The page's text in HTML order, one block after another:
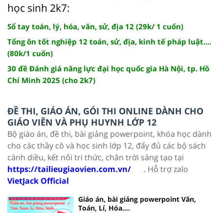
học sinh 2k7:
Sổ tay toán, lý, hóa, văn, sử, địa 12 (29k/ 1 cuốn)
Tổng ôn tốt nghiệp 12 toán, sử, địa, kinh tế pháp luật....
(80k/1 cuốn)
30 đề Đánh giá năng lực đại học quốc gia Hà Nội, tp. Hồ
Chí Minh 2025 (cho 2k7)
ĐỀ THI, GIÁO ÁN, GÓI THI ONLINE DÀNH CHO
GIÁO VIÊN VÀ PHỤ HUYNH LỚP 12
Bộ giáo án, đề thi, bài giảng powerpoint, khóa học dành
cho các thầy cô và học sinh lớp 12, đẩy đủ các bộ sách
cánh diều, kết nối tri thức, chân trời sáng tạo tại
https://tailieugiaovien.com.vn/
. Hỗ trợ zalo
VietJack Official
Giáo án, bài giảng powerpoint Văn,
Toán, Lí, Hóa....